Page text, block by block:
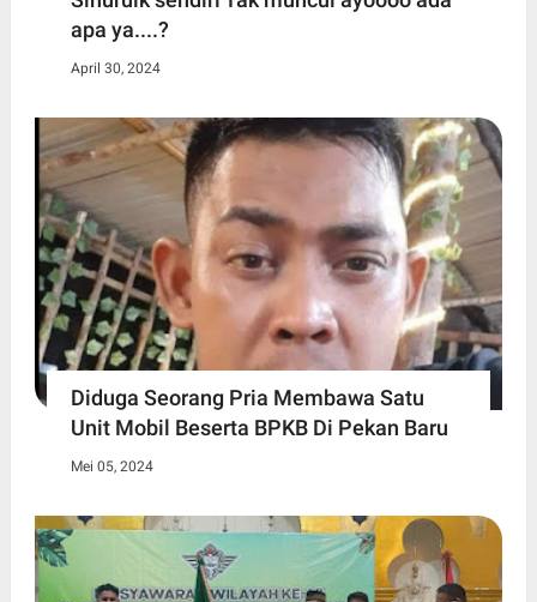
apa ya....?
April 30, 2024
Diduga Seorang Pria Membawa Satu
Unit Mobil Beserta BPKB Di Pekan Baru
Mei 05, 2024